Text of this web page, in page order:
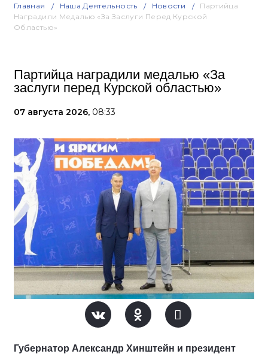
Главная Наша Деятельность Новости
Партийца
Наградили Медалью «За Заслуги Перед Курской
Областью»
Партийца наградили медалью «За
заслуги перед Курской областью»
07 августа 2026, 08:33
Губернатор Александр Хинштейн и президент